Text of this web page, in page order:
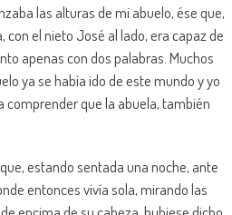
las alturas de mi abuelo, ése que,
el nieto José al lado, era capaz de
apenas con dos palabras. Muchos
ya se había ido de este mundo y yo
comprender que la abuela, también
estando sentada una noche, ante
entonces vivía sola, mirando las